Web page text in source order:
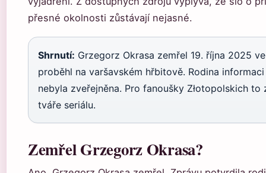
přesné okolnosti zůstávají nejasné.
Shrnutí: Grzegorz Okrasa zemřel 19. října 2025
proběhl na varšavském hřbitově. Rodina
nebyla zveřejněna. Pro fanoušky Złotopolskich
tváře seriálu.
Zemřel Grzegorz Okrasa?